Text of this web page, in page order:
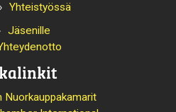
Yhteistyössä
Jäsenille
Nuorkauppakamarit